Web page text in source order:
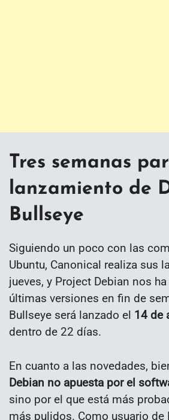
Tres semanas
lanzamiento de
Bullseye
Siguiendo un poco con las
Ubuntu, Canonical realiza sus
jueves, y Project Debian nos
últimas versiones en fin de
Bullseye será lanzado el 14 de
dentro de 22 días.
En cuanto a las novedades,
Debian no apuesta por el
sino por el que está más
más pulidos. Como usuario de